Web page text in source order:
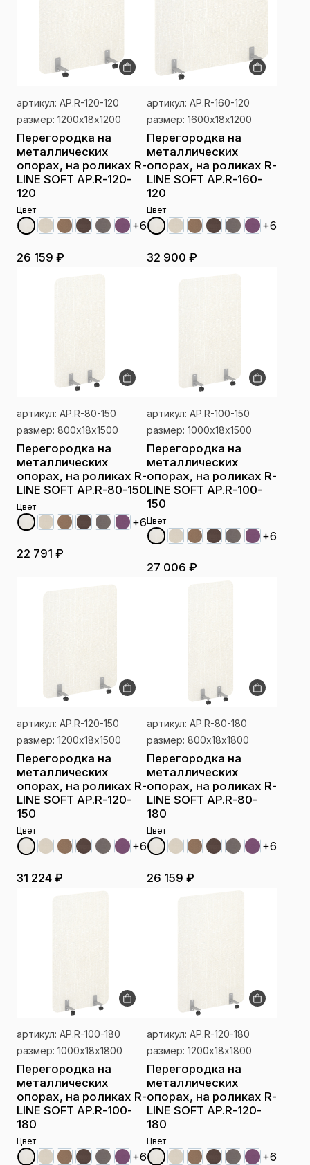
артикул: AP.R-120-120
размер: 1200х18х1200
Перегородка на
металлических
опорах, на роликах R-
LINE SOFT AP.R-120-
120
Цвет
+6
26 159 ₽
артикул: AP.R-160-120
размер: 1600х18х1200
Перегородка на
металлических
опорах, на роликах R-
LINE SOFT AP.R-160-
120
Цвет
+6
32 900 ₽
артикул: AP.R-80-150
размер: 800х18х1500
Перегородка на
металлических
опорах, на роликах R-
LINE SOFT AP.R-80-150
Цвет
+6
22 791 ₽
артикул: AP.R-100-150
размер: 1000х18х1500
Перегородка на
металлических
опорах, на роликах R-
LINE SOFT AP.R-100-
150
Цвет
+6
27 006 ₽
артикул: AP.R-120-150
размер: 1200х18х1500
Перегородка на
металлических
опорах, на роликах R-
LINE SOFT AP.R-120-
150
Цвет
+6
31 224 ₽
артикул: AP.R-80-180
размер: 800х18х1800
Перегородка на
металлических
опорах, на роликах R-
LINE SOFT AP.R-80-
180
Цвет
+6
26 159 ₽
артикул: AP.R-100-180
размер: 1000х18х1800
Перегородка на
металлических
опорах, на роликах R-
LINE SOFT AP.R-100-
180
Цвет
+6
артикул: AP.R-120-180
размер: 1200х18х1800
Перегородка на
металлических
опорах, на роликах R-
LINE SOFT AP.R-120-
180
Цвет
+6